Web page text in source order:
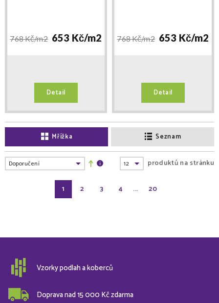
768 Kč/m2 653 Kč/m2
Detail
768 Kč/m2 653 Kč/m2
Detail
Mřížka Seznam
1 2 3 4 ... 20
produktů na stránku
Vzorky podlah a koberců
Doprava nad 15 000 Kč zdarma